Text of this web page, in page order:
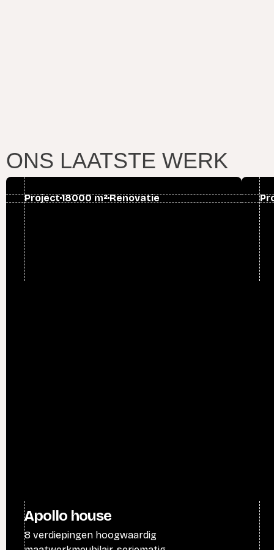
ONS LAATSTE WERK
Project18000 m² Renovatie
Apollo house
8 verdiepingen hoogwaardig